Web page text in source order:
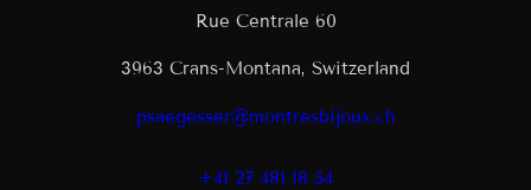
Rue Centrale 60
3963 Crans-Montana, Switzerland
psaegesser@montresbijoux.ch
+41 27 481 18 54